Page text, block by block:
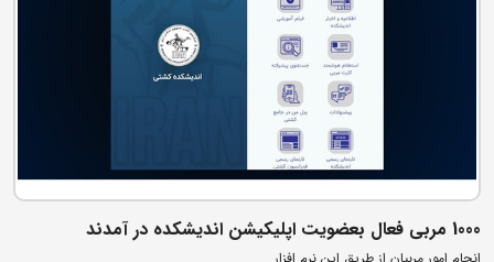
1000 مربی فعال بعضویت اپلیکیشن اندیشکده در آمدند